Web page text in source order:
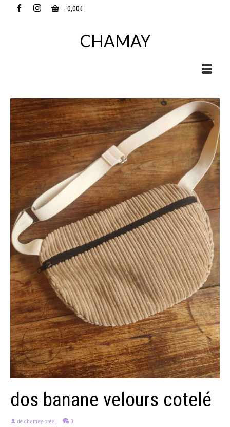
- 0,00€
CHAMAY
dos banane velours cotelé
de chamay-crea | 0